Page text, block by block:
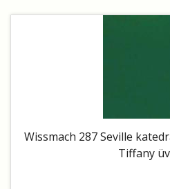
Wissmach 287 Seville
Tiffany